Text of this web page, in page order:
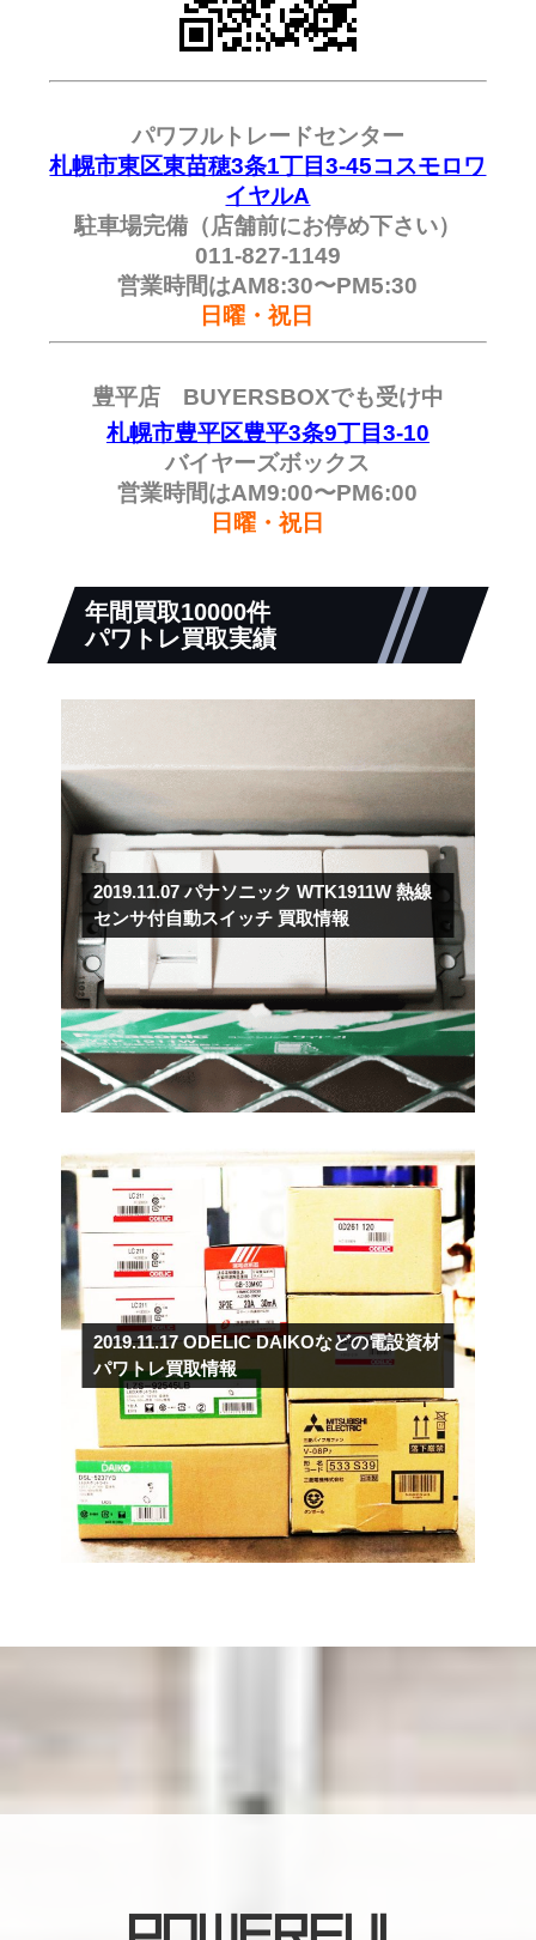
パワフルトレードセンター
札幌市東区東苗穂3条1丁目3-45コスモロワ
イヤルA
駐車場完備（店舗前にお停め下さい）
011-827-1149
営業時間はAM8:30〜PM5:30
日曜・祝日
豊平店 BUYERSBOXでも受け中
札幌市豊平区豊平3条9丁目3-10
バイヤーズボックス
営業時間はAM9:00〜PM6:00
日曜・祝日
年間買取10000件
パワトレ買取実績
2019.11.07 パナソニック WTK1911W 熱線
センサ付自動スイッチ 買取情報
2019.11.17 ODELIC DAIKOなどの電設資材
パワトレ買取情報